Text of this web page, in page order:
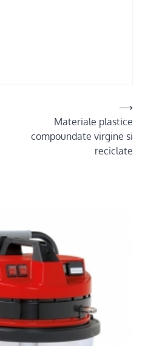
Materiale plastice
compoundate virgine si
reciclate
⟶